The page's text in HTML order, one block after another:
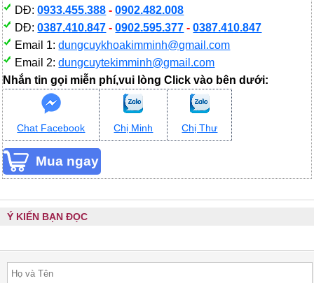
DĐ:0933.455.388 -0902.482.008
DĐ:0387.410.847 -0902.595.377 -0387.410.847
Email 1:dungcuykhoakimminh@gmail.com
Email 2:dungcuytekimminh@gmail.com
Nhắn tin gọi miễn phí,vui lòng Click vào bên dưới:
Chat Facebook Chị Minh Chị Thư
Ý KIẾN BẠN ĐỌC